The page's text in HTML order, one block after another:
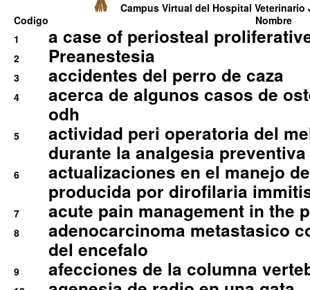
Campus Virtual del Hospital Veterinario
Codigo
Nombre
1
a case of periosteal
2 Preanestesia
3 accidentes del perro de caza
4
acerca de algunos casos de
odh
5
actividad peri operatoria del
durante la analgesia
6
actualizaciones en el manejo
producida por dirofilaria
7 acute pain management in the
8
adenocarcinoma metastasico
del encefalo
9 afecciones de la columna